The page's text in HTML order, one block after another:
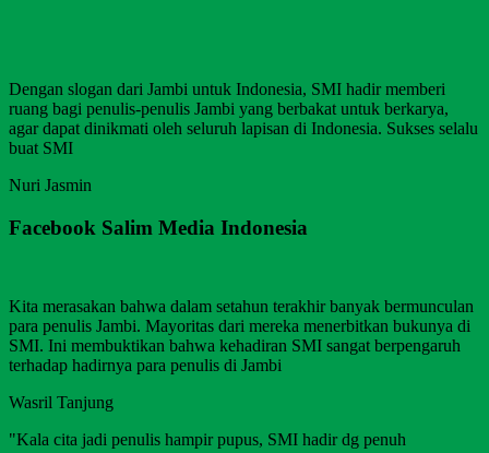
Dengan slogan dari Jambi untuk Indonesia, SMI hadir memberi
ruang bagi penulis-penulis Jambi yang berbakat untuk berkarya,
agar dapat dinikmati oleh seluruh lapisan di Indonesia. Sukses selalu
buat SMI
Nuri Jasmin
Facebook Salim Media Indonesia
Kita merasakan bahwa dalam setahun terakhir banyak bermunculan
para penulis Jambi. Mayoritas dari mereka menerbitkan bukunya di
SMI. Ini membuktikan bahwa kehadiran SMI sangat berpengaruh
terhadap hadirnya para penulis di Jambi
Wasril Tanjung
"Kala cita jadi penulis hampir pupus, SMI hadir dg penuh